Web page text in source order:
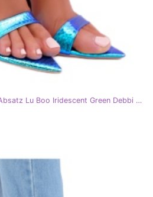
Damen Sandalen mit hohem Absatz Lu Boo Iridescent Green Debbi mehrfarbig blau